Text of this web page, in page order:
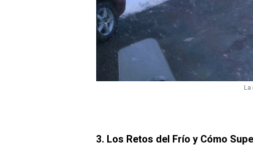
La
3. Los Retos del Frío y Cómo